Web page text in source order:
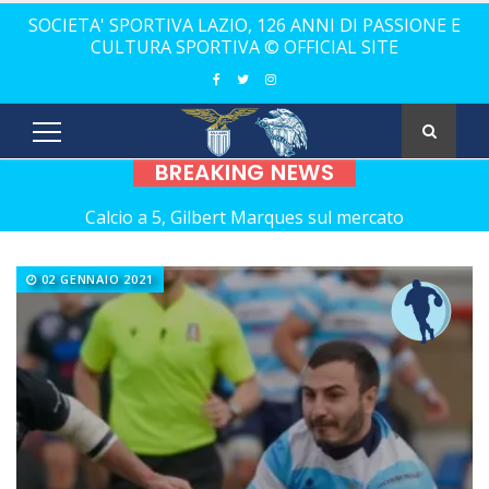
SOCIETA' SPORTIVA LAZIO, 126 ANNI DI PASSIONE E
CULTURA SPORTIVA © OFFICIAL SITE
BREAKING NEWS
Calcio a 5, Gilbert Marques sul mercato
Calcio a 5: Barca e Conticelli, il canto libero della Lazio!
La Lazio completa la squadra con Grasso
Rugby, il 18 ottobre debutto a Catania
Calcio a 5 femminile, ecco le 11 rivali della Lazio
21 anni senza Bomber Fiorini: nostalgia!
02 GENNAIO 2021